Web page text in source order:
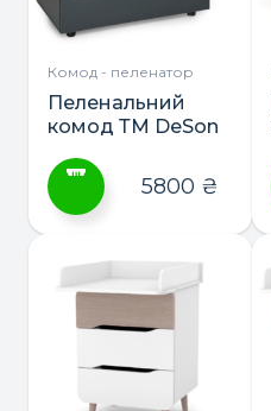
вибрати
на
сторінці
товару
Комод - пеленатор
Пеленальний
комод ТМ DeSon
має
Параметри
можна
5800 ₴